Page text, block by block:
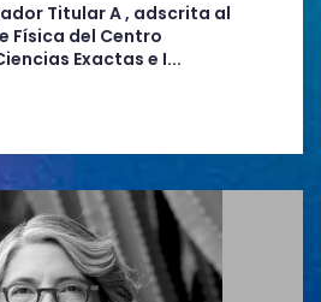
Titular A , adscrita al
Física del Centro
Exactas e I...